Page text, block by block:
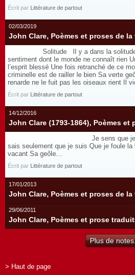
Écrit par Littérature de partout
02/03/2019
John Clare, Poèmes et proses de la
Solitude Il y a dans la solitude un
sentiment dont le monde ne connaît rien
l’esprit blessé Une fois retranché de ce
criminelle est de railler le bien Sa verte
renarde ne le fuit pas les oiseaux rient Il
Écrit par Littérature de partout
14/12/2016
John Clare (1793-1864), Poèmes et
Je sens que je suis Je
sais seulement que je suis Que je foule la
vacant Sa geôle...
Écrit par Littérature de partout
17/01/2013
John Clare, Poèmes et proses de
29/06/2011
John Clare, Poèmes et prose
Plus de
> Haut de page